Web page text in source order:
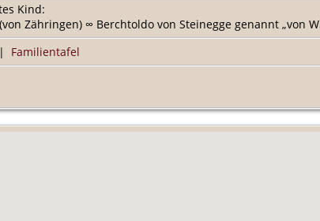
Kind:
Zähringen) ∞ Berchtoldo von Steinegge genannt „von
| Familientafel